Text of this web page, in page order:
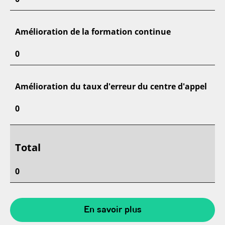
Amélioration de la formation continue
0
Amélioration du taux d'erreur du centre d'appel
0
Total
0
En savoir plus